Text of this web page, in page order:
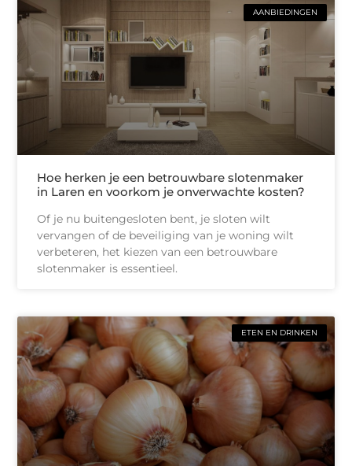
AANBIEDINGEN
Hoe herken je een betrouwbare slotenmaker
in Laren en voorkom je onverwachte kosten?
Of je nu buitengesloten bent, je sloten wilt
vervangen of de beveiliging van je woning wilt
verbeteren, het kiezen van een betrouwbare
slotenmaker is essentieel.
ETEN EN DRINKEN